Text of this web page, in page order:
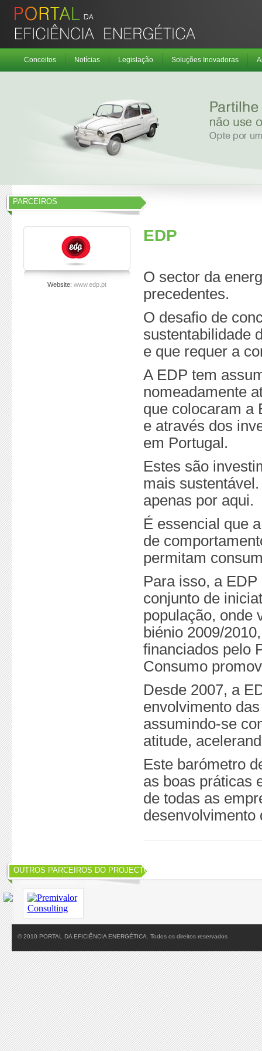
Conceitos Notícias Legislação Soluções Inovadoras
PARCEIROS
Website: www.edp.pt
EDP
O sector da
precedentes.
O desafio de
sustentabilidade
e que requer a
A EDP tem
nomeadamente
que colocaram a
e através dos
em Portugal.
Estes são
mais
apenas por aqui.
É essencial que
de
permitam
Para isso, a
conjunto de
população, onde
biénio 2009/
financiados pelo
Consumo
Desde 2007, a
envolvimento
assumindo-se
atitude,
Este barómetro
as boas práticas
de todas as
desenvolvimento
OUTROS PARCEIROS DO PROJECTO
© 2010 PORTAL DA EFICIÊNCIA ENERGÉTICA. Todos os direitos reservados